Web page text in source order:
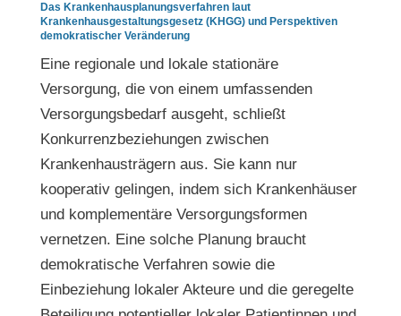
Das Krankenhausplanungsverfahren laut
Krankenhausgestaltungsgesetz (KHGG) und Perspektiven
demokratischer Veränderung
Eine regionale und lokale stationäre
Versorgung, die von einem umfassenden
Versorgungsbedarf ausgeht, schließt
Konkurrenzbeziehungen zwischen
Krankenhausträgern aus. Sie kann nur
kooperativ gelingen, indem sich Krankenhäuser
und komplementäre Versorgungsformen
vernetzen. Eine solche Planung braucht
demokratische Verfahren sowie die
Einbeziehung lokaler Akteure und die geregelte